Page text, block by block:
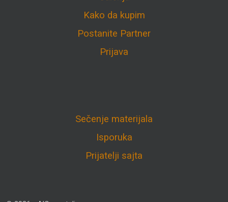
Kako da kupim
Postanite Partner
Prijava
Sečenje materijala
Isporuka
Prijatelji sajta